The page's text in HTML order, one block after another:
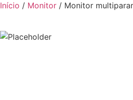
Início / Monitor / Monitor